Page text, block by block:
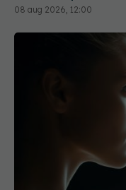
Inteligența
oamenii învață
conflictelor